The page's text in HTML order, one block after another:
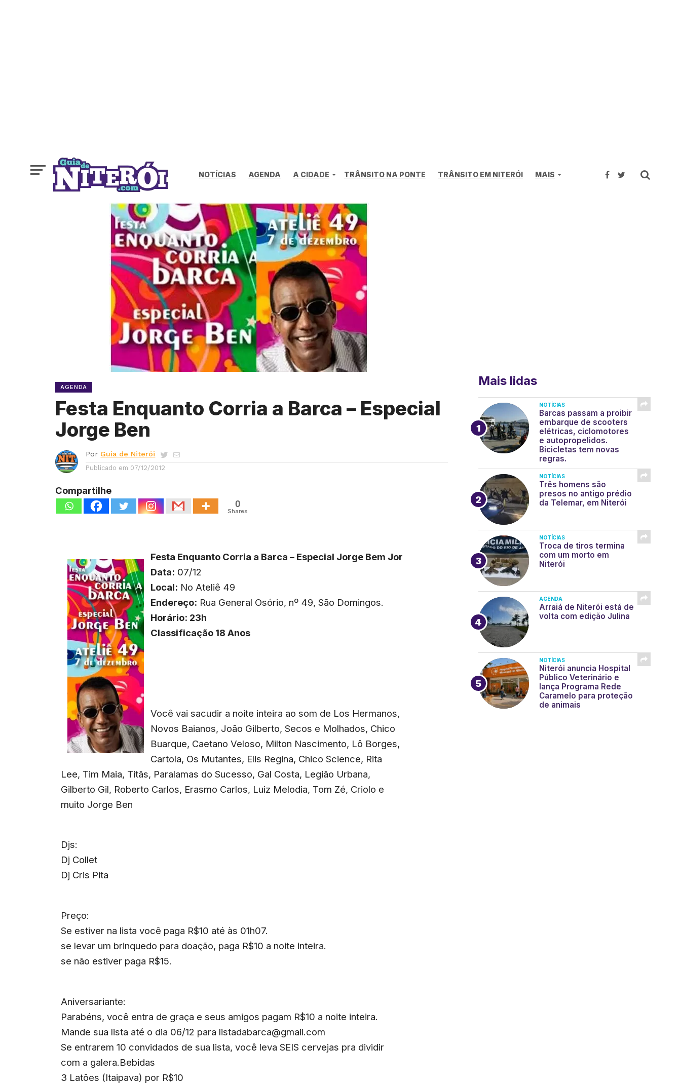
NOTÍCIAS AGENDA A CIDADE TRÂNSITO NA PONTE TRÂNSITO EM NITERÓI MAIS
AGENDA
Festa Enquanto Corria a Barca – Especial
Jorge Ben
Por Guia de Niterói
Publicado em 07/12/2012
Compartilhe
0
Shares
Festa Enquanto Corria a Barca – Especial Jorge Bem Jor
Data: 07/12
Local: No Ateliê 49
Endereço: Rua General Osório, nº 49, São Domingos.
Horário: 23h
Classificação 18 Anos
Você vai sacudir a noite inteira ao som de Los Hermanos,
Novos Baianos, João Gilberto, Secos e Molhados, Chico
Buarque, Caetano Veloso, Milton Nascimento, Lô Borges,
Cartola, Os Mutantes, Elis Regina, Chico Science, Rita
Lee, Tim Maia, Titãs, Paralamas do Sucesso, Gal Costa, Legião Urbana,
Gilberto Gil, Roberto Carlos, Erasmo Carlos, Luiz Melodia, Tom Zé, Criolo e
muito Jorge Ben
Djs:
Dj Collet
Dj Cris Pita
Preço:
Se estiver na lista você paga R$10 até às 01h07.
se levar um brinquedo para doação, paga R$10 a noite inteira.
se não estiver paga R$15.
Aniversariante:
Parabéns, você entra de graça e seus amigos pagam R$10 a noite inteira.
Mande sua lista até o dia 06/12 para listadabarca@gmail.com
Se entrarem 10 convidados de sua lista, você leva SEIS cervejas pra dividir
com a galera.Bebidas
3 Latões (Itaipava) por R$10
Mais lidas
NOTÍCIAS
Barcas passam a proibir
embarque de scooters
elétricas, ciclomotores
e autopropelidos.
Bicicletas tem novas
regras.
NOTÍCIAS
Três homens são
presos no antigo prédio
da Telemar, em Niterói
NOTÍCIAS
Troca de tiros termina
com um morto em
Niterói
AGENDA
Arraiá de Niterói está de
volta com edição Julina
NOTÍCIAS
Niterói anuncia Hospital
Público Veterinário e
lança Programa Rede
Caramelo para proteção
de animais